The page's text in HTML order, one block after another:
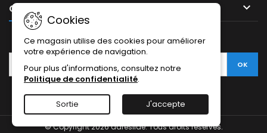
CONTACT 
Cookies
Ce magasin utilise des cookies pour améliorer
votre expérience de navigation.
Pour plus d'informations, consultez notre
Politique de confidentialité.
Sortie J'accepte
LETTRE D'INFORMATIONS
© Copyright 2026 dareslide. Tous droits réservés.